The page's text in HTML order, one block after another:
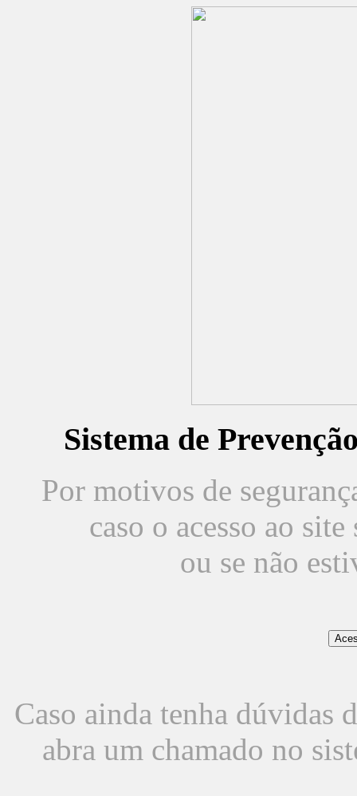
Sistema de
Por motivos de
caso o acesso ao
ou se não
Caso ainda tenha dúvidas
abra um chamado no